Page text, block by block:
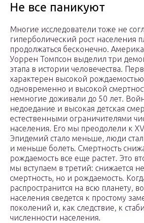
Не все паникуют
Многие исследователи тоже не
гиперболический рост населения
продолжаться бесконечно.
Уоррен Томпсон выделил три
этапа в истории человечества.
характерен высокой
одновременно и высокой
немногие доживали до 50 лет.
недоедание и высокая детская
естественными ограничителями
населения. Его мы преодолели к
Эпидемий стало меньше, люди
и меньше болеть. Смертность
рождаемость все еще растет. Это
мы вступаем в третий: снижается
смертность, но и рождаемость.
распространится на всю планету,
населения сведется к простому
поколений и, как следствие, к
численности населения.